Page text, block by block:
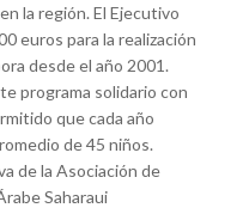
la región. El Ejecutivo
euros para la realización
desde el año 2001.
programa solidario con
que cada año
de 45 niños.
de la Asociación de
Saharaui